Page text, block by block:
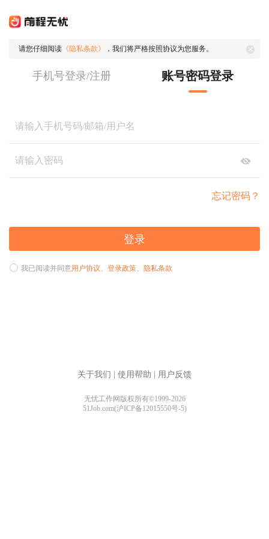
请您仔细阅读 《隐私条款》 ，我们将严格按照协议为您服务。
手机号登录/注册 账号密码登录
忘记密码？
登录
我已阅读并同意用户协议、 登录政策、 隐私条款
关于我们 使用帮助 用户反馈
无忧工作网版权所有©1999-2026
51Job.com(沪ICP备12015550号-5)